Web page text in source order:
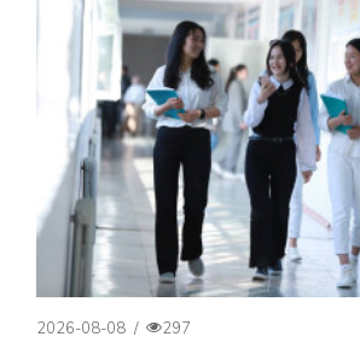
2026-08-08 / 297